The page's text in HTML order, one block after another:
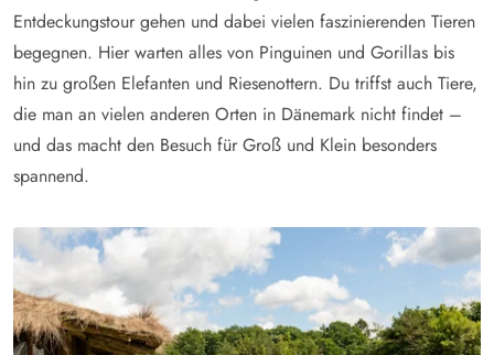
Entdeckungstour gehen und dabei vielen faszinierenden Tieren
begegnen. Hier warten alles von Pinguinen und Gorillas bis
hin zu großen Elefanten und Riesenottern. Du triffst auch Tiere,
die man an vielen anderen Orten in Dänemark nicht findet –
und das macht den Besuch für Groß und Klein besonders
spannend.